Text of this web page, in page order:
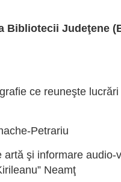
Bibliotecii Judeţene
ce reuneşte
Petrariu
şi informare audio-
Neamţ